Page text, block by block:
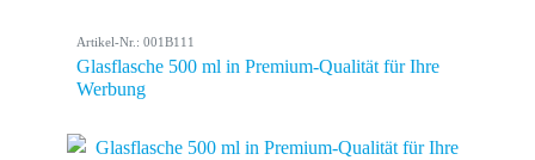
Artikel-Nr.: 001B111
Glasflasche 500 ml in Premium-Qualität für Ihre
Werbung